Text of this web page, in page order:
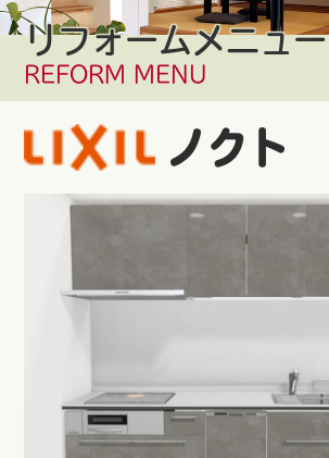
リフォームメニュー
REFORM MENU
ノクト